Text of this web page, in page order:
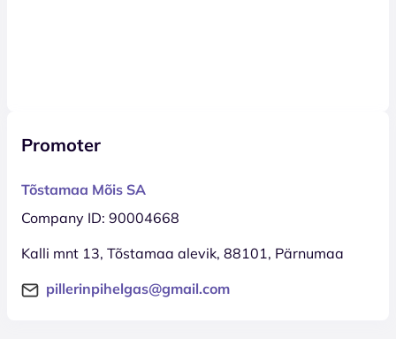
Promoter
Tõstamaa Mõis SA
Company ID: 90004668
Kalli mnt 13, Tõstamaa alevik, 88101, Pärnumaa
pillerinpihelgas@gmail.com